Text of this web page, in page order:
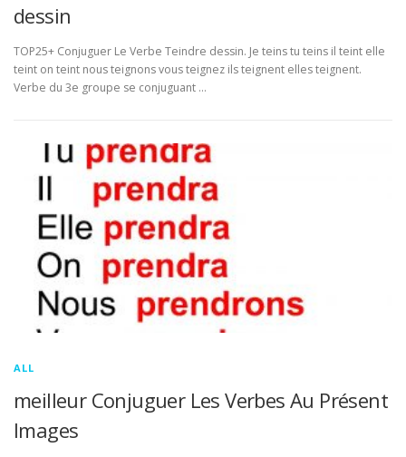
dessin
TOP25+ Conjuguer Le Verbe Teindre dessin. Je teins tu teins il teint elle
teint on teint nous teignons vous teignez ils teignent elles teignent.
Verbe du 3e groupe se conjuguant …
ALL
meilleur Conjuguer Les Verbes Au Présent
Images